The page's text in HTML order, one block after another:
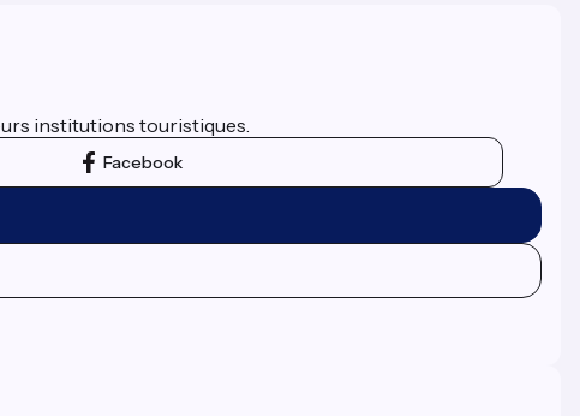
institutions touristiques.
Facebook